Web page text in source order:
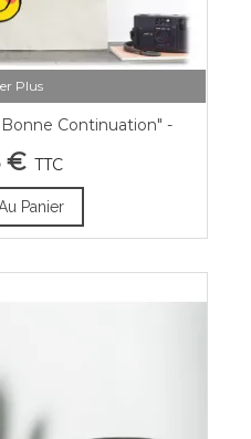
Plus
Continuation" -
Collègue
€ TTC
Panier